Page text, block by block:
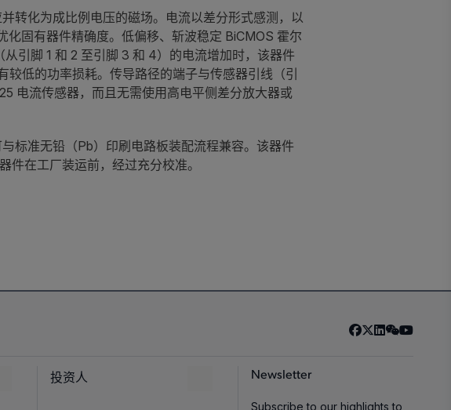
转化为成比例电压的磁场。电流以差分形式感测，以
固有器件精确度。低偏移、斩波稳定 BiCMOS 霍尔
引脚 1 和 2 至引脚 3 和 4）的电流增加时，该器件
低的功率损耗。传导路径的端子与传感器引线（引
电流传感器，而且无需使用高电平侧差分放大器或
标准无铅（Pb）印刷电路板装配流程兼容。该器件
在工厂装运前，经过充分校准。
投资人 Newsletter
Subscribe to our highlights to